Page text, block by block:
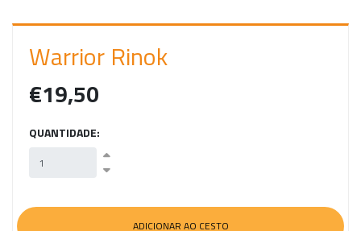
Warrior Rinok
€19,50
QUANTIDADE: